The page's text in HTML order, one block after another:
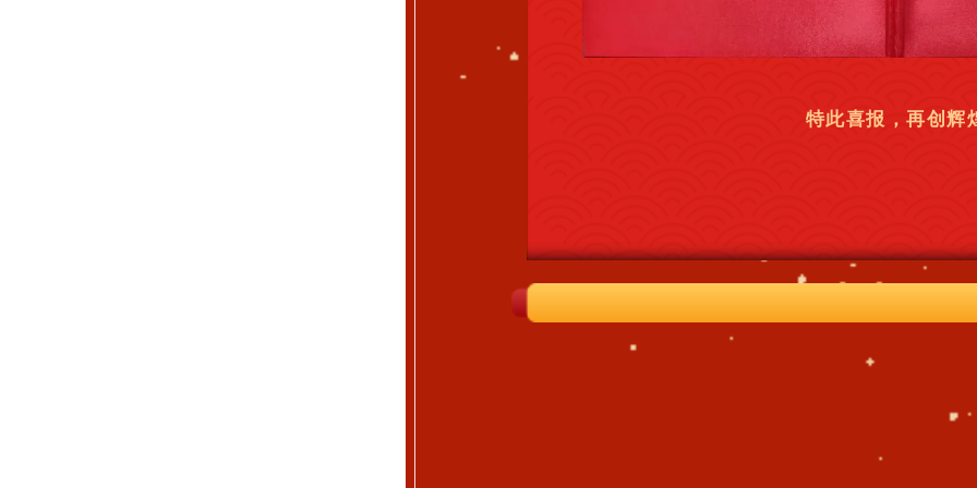
特此喜报，再创辉